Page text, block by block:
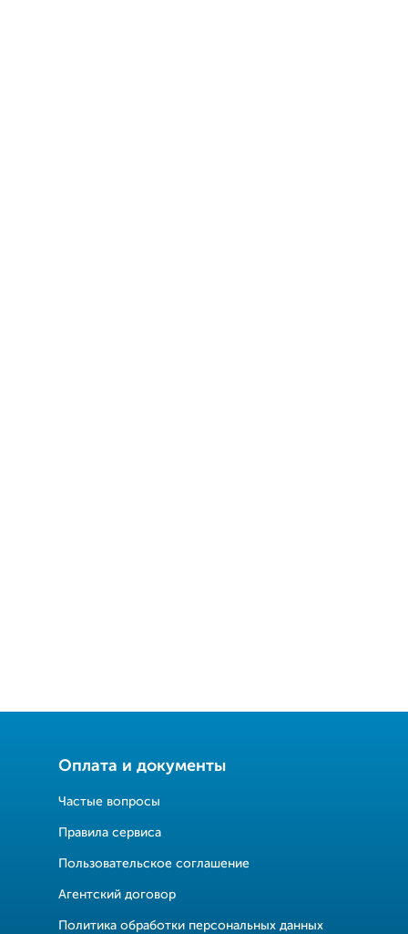
Оплата и документы
Частые вопросы
Правила сервиса
Пользовательское соглашение
Агентский договор
Политика обработки персональных данных